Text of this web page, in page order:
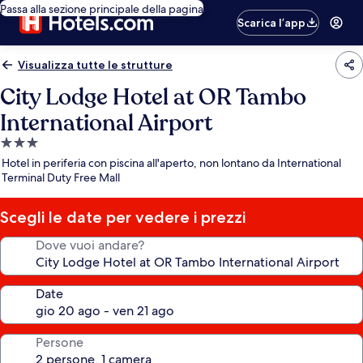
Passa alla sezione principale della pagina
Scarica l’app
Visualizza tutte le strutture
City Lodge Hotel at OR Tambo
International Airport
Struttura
a
3.0
stelle
Hotel in periferia con piscina all'aperto, non lontano da International
Terminal Duty Free Mall
Scegli le date per vedere i prezzi
Dove vuoi andare?
Date
Persone